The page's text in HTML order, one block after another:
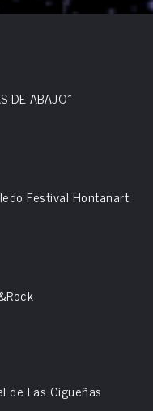
DE ABAJO»
Festival Hontanart
de Las Cigueñas